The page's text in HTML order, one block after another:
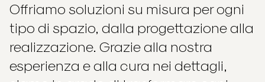
Offriamo soluzioni su misura per ogni
tipo di spazio, dalla progettazione alla
realizzazione. Grazie alla nostra
esperienza e alla cura nei dettagli,